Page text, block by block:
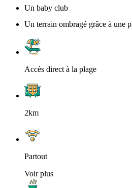
Un baby club
Un terrain ombragé grâce à une
Accès direct à la plage
2km
Partout
Voir plus